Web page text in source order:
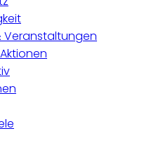
Veranstaltungen